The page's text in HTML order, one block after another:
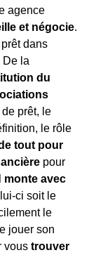
agence
et négocie.
dans
De la
du
prêt, le
le rôle
tout pour
pour
monte avec
ci soit le
le
jouer son
vous trouver